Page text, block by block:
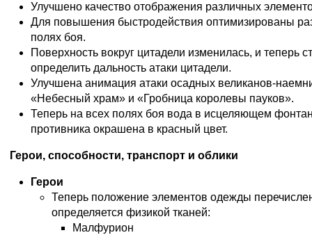
Улучшено качество отображения различных
Для повышения быстродействия оптимизированы
полях боя.
Поверхность вокруг цитадели изменилась, и теперь
определить дальность атаки цитадели.
Улучшена анимация атаки осадных великанов-
«Небесный храм» и «Гробница королевы пауков».
Теперь на всех полях боя вода в исцеляющем
противника окрашена в красный цвет.
Герои, способности, транспорт и облики
Герои
Теперь положение элементов одежды
определяется физикой тканей:
Малфурион